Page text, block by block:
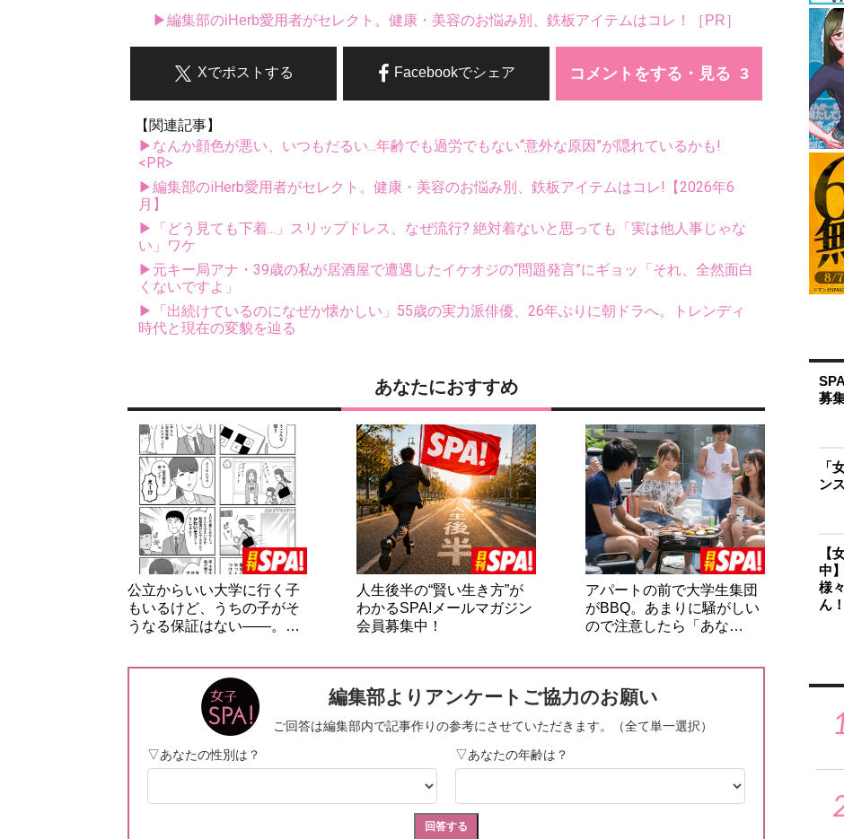
▶編集部のiHerb愛用者がセレクト。健康・美容のお悩み別、鉄板アイテムはコレ！［PR］
コメントをする・見る
Facebookでシェア
Xでポストする
【関連記事】
▶なんか顔色が悪い、いつもだるい...年齢でも過労でもない“意外な原因”が隠れているかも!
<PR>
▶編集部のiHerb愛用者がセレクト。健康・美容のお悩み別、鉄板アイテムはコレ!【2026年6
月】
▶「どう見ても下着...」スリップドレス、なぜ流行? 絶対着ないと思っても「実は他人事じゃな
い」ワケ
▶元キー局アナ・39歳の私が居酒屋で遭遇したイケオジの“問題発言”にギョッ「それ、全然面白
くないですよ」
▶「出続けているのになぜか懐かしい」55歳の実力派俳優、26年ぶりに朝ドラへ。トレンディ
時代と現在の変貌を辿る
あなたにおすすめ
公立からいい大学に行く子
もいるけど、うちの子がそ
うなる保証はない――。…
人生後半の“賢い生き方”が
わかるSPA!メールマガジン
会員募集中！
アパートの前で大学生集団
がBBQ。あまりに騒がしい
ので注意したら「あな…
募
「
ン
【
中
様
ん！